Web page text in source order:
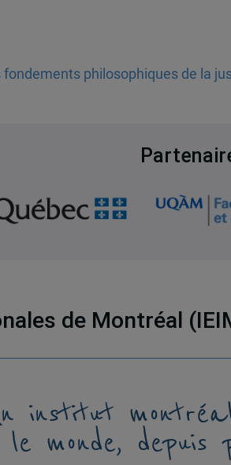
fondements philosophiques de la
de Montréal
institut
le monde,